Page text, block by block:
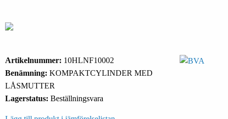
Artikelnummer: 10HLNF10002
Benämning: KOMPAKTCYLINDER MED
LÅSMUTTER
Lagerstatus: Beställningsvara